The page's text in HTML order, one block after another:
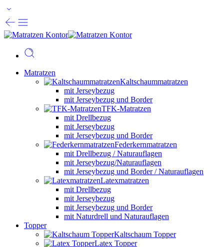
Matratzen
Kaltschaummatratzen
mit Jerseybezug
mit Jerseybezug und Border
TFK-Matratzen
mit Drellbezug
mit Jerseybezug
mit Jerseybezug und Border
Federkernmatratzen
mit Drellbezug / Naturauflagen
mit Jerseybezug/Naturauflagen
mit Jerseybezug und Border / Naturauflagen
Latexmatratzen
mit Drellbezug
mit Jerseybezug
mit Jerseybezug und Border
mit Naturdrell und Naturauflagen
Topper
Kaltschaum Topper
Latex Topper